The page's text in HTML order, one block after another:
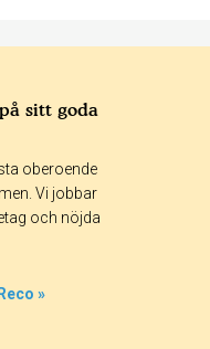
dagar
30 dagar
sitt goda
oberoende
Vi jobbar
och nöjda
»